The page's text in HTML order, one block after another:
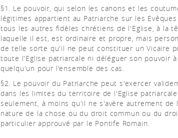
§1. Le pouvoir, qui selon les canons et les
légitimes appartient au Patriarche sur les
tous les autres fidèles chrétiens de l'Eglise, à la
laquelle il est, est ordinaire et propre, mais
de telle sorte qu'il ne peut constituer un Vicaire
toute l'Eglise patriarcale ni déléguer son pouvoir à
quelqu'un pour l'ensemble des cas.
§2. Le pouvoir du Patriarche peut s'exercer
dans les limites du territoire de l'Eglise patriarcale
seulement, à moins qu'il ne s'avère autrement de
nature de la chose ou du droit commun ou du
particulier approuvé par le Pontife Romain.